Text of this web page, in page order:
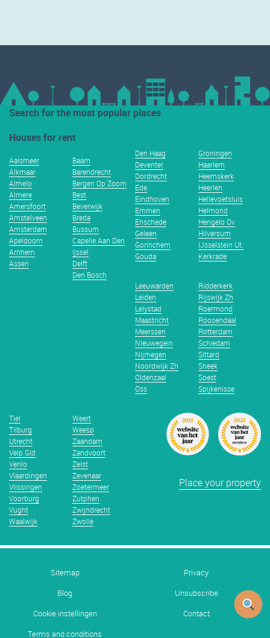
Search for the most popular places
Houses for rent
Aalsmeer
Alkmaar
Almelo
Almere
Amersfoort
Amstelveen
Amsterdam
Apeldoorn
Arnhem
Assen
Baarn
Barendrecht
Bergen Op Zoom
Best
Beverwijk
Breda
Bussum
Capelle Aan Den
Ijssel
Delft
Den Bosch
Den Haag
Deventer
Dordrecht
Ede
Eindhoven
Emmen
Enschede
Geleen
Gorinchem
Gouda
Groningen
Haarlem
Heemskerk
Heerlen
Hellevoetsluis
Helmond
Hengelo Ov
Hilversum
IJsselstein Ut.
Kerkrade
Leeuwarden
Leiden
Lelystad
Maastricht
Meerssen
Nieuwegein
Nijmegen
Noordwijk Zh
Oldenzaal
Oss
Ridderkerk
Rijswijk Zh
Roermond
Roosendaal
Rotterdam
Schiedam
Sittard
Sneek
Soest
Spijkenisse
Tiel
Tilburg
Utrecht
Velp Gld
Venlo
Vlaardingen
Vlissingen
Voorburg
Vught
Waalwijk
Weert
Weesp
Zaandam
Zandvoort
Zeist
Zevenaar
Zoetermeer
Zutphen
Zwijndrecht
Zwolle
Place your property
Sitemap
Privacy
Blog
Unsubscribe
Cookie instellingen
Contact
Terms and conditions